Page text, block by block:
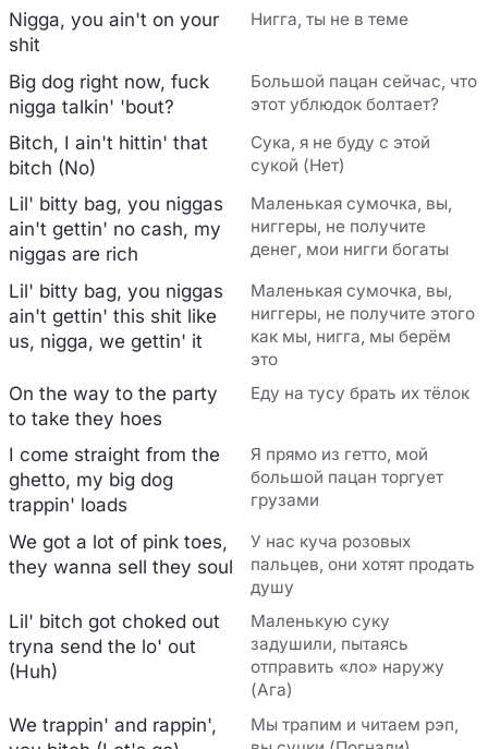
Nigga, you ain't on your
shit
Нигга, ты не в теме
Big dog right now, fuck
nigga talkin' 'bout?
Большой пацан сейчас, что
этот ублюдок болтает?
Bitch, I ain't hittin' that
bitch (No)
Сука, я не буду с этой
сукой (Нет)
Lil' bitty bag, you niggas
ain't gettin' no cash, my
niggas are rich
Маленькая сумочка, вы,
ниггеры, не получите
денег, мои нигги богаты
Lil' bitty bag, you niggas
ain't gettin' this shit like
us, nigga, we gettin' it
Маленькая сумочка, вы,
ниггеры, не получите этого
как мы, нигга, мы берём
это
On the way to the party
to take they hoes
Еду на тусу брать их тёлок
I come straight from the
ghetto, my big dog
trappin' loads
Я прямо из гетто, мой
большой пацан торгует
грузами
We got a lot of pink toes,
they wanna sell they soul
У нас куча розовых
пальцев, они хотят продать
душу
Lil' bitch got choked out
tryna send the lo' out
(Huh)
Маленькую суку
задушили, пытаясь
отправить «ло» наружу
(Ага)
We trappin' and rappin',
Мы трапим и читаем рэп,